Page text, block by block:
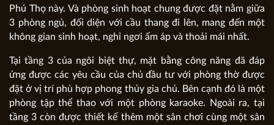
Phú Thọ này. Và phòng sinh hoạt chung được đặt nằm giữa
3 phòng ngủ, đối diện với cầu thang đi lên, mang đến một
không gian sinh hoạt, nghỉ ngơi ấm áp và thoải mái nhất.
Tại tầng 3 của ngôi biệt thự, mặt bằng công năng đã đáp
ứng được các yêu cầu của chủ đầu tư với phòng thờ được
đặt ở vị trí phù hợp phong thủy gia chủ. Bên cạnh đó là một
phòng tập thể thao với một phòng karaoke. Ngoài ra, tại
tầng 3 còn được thiết kế thêm một sân chơi cùng một sân